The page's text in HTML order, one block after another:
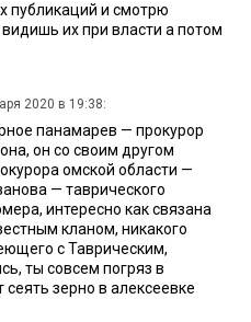
публикаций и смотрю
их при власти а потом
2020 в 19:38:
панамарев — прокурор
он со своим другом
омской области —
— таврического
интересно как связана
кланом, никакого
с Таврическим,
ты совсем погряз в
сеять зерно в алексеевке